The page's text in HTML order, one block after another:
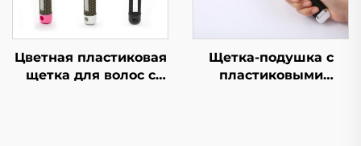
Цветная пластиковая
щетка для волос с
Щетка-подушка с
пластиковыми